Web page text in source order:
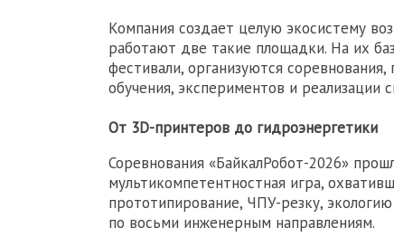
Компания создает целую экосистему
работают две такие площадки. На их
фестивали, организуются
обучения, экспериментов и реализации
От 3D-принтеров до гидроэнергетики
Соревнования «БайкалРобот-2026»
мультикомпетентностная игра,
прототипирование, ЧПУ-резку,
по восьми инженерным направлениям.